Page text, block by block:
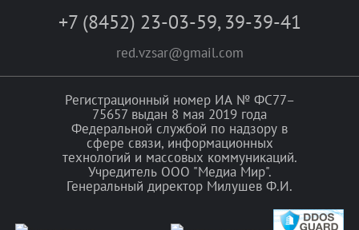
+7 (8452) 23-03-59, 39-39-41
red.vzsar@gmail.com
Регистрационный номер ИА № ФС77–
75657 выдан 8 мая 2019 года
Федеральной службой по надзору в
сфере связи, информационных
технологий и массовых коммуникаций.
Учредитель ООО "Медиа Мир".
Генеральный директор Милушев Ф.И.